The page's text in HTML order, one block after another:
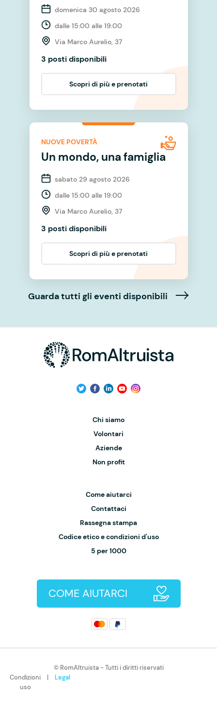
domenica 30 agosto 2026
dalle 15:00 alle 19:00
Via Marco Aurelio, 37
3 posti disponibili
Scopri di più e prenotati
NUOVE POVERTÀ
Un mondo, una famiglia
sabato 29 agosto 2026
dalle 15:00 alle 19:00
Via Marco Aurelio, 37
3 posti disponibili
Scopri di più e prenotati
Guarda tutti gli eventi disponibili
Chi siamo
Volontari
Aziende
Non profit
Come aiutarci
Contattaci
Rassegna stampa
Codice etico e condizioni d'uso
5 per 1000
COME AIUTARCI
© RomAltruista - Tutti i diritti riservati
Condizioni
uso
| Legal